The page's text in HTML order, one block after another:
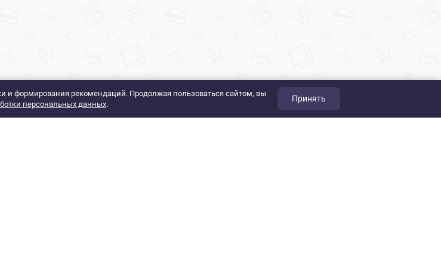
формирования рекомендаций. Продолжая пользоваться сайтом, вы
персональных данных.
Принять